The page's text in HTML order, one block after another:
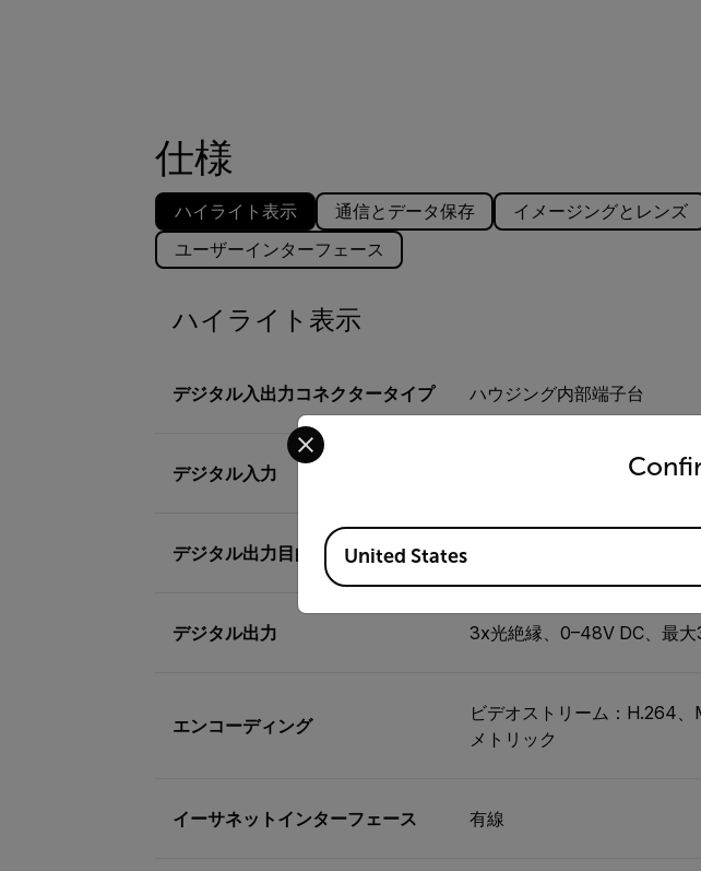
仕様
ハイライト表示 通信とデータ保存 イメージングとレンズ
ユーザーインターフェース
ハイライト表示
デジタル入出力コネクタータイプ ハウジング内部端子台
デジタル入力 2x 光絶縁、Vin（低）=
デジタル出力目的 • アラームの機能として、
デジタル出力 3x光絶縁、0–48V DC、最
エンコーディング
ビデオストリーム：H.264
メトリック
イーサネットインターフェース 有線
Select your preferred country and language from
Available Locations
United States